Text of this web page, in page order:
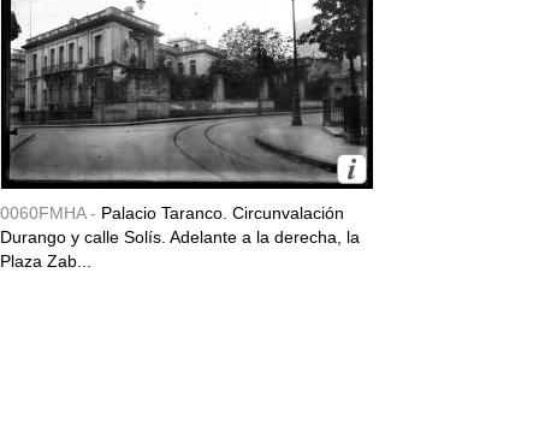
0060FMHA - Palacio Taranco. Circunvalación
Durango y calle Solís. Adelante a la derecha, la
Plaza Zab...